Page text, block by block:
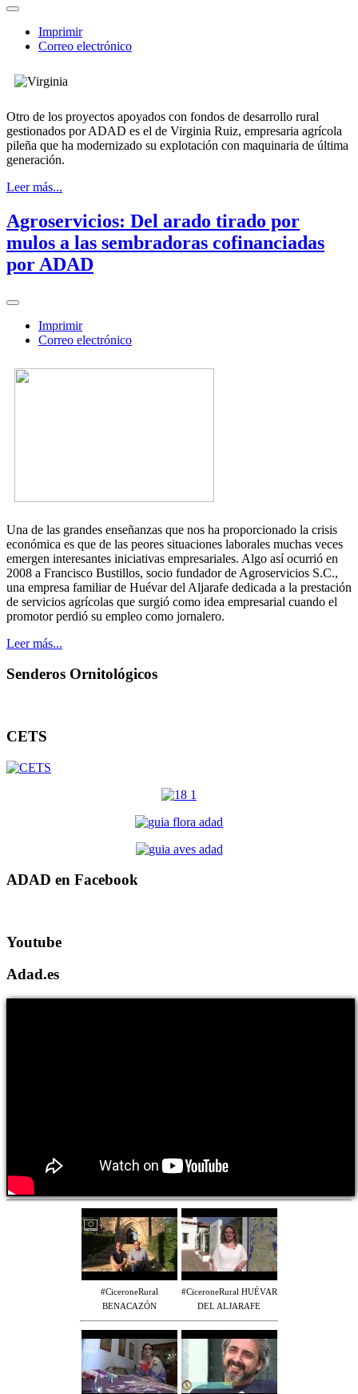
Imprimir
Correo electrónico
Otro de los proyectos apoyados con fondos de desarrollo rural
gestionados por ADAD es el de Virginia Ruiz, empresaria agrícola
pileña que ha modernizado su explotación con maquinaria de última
generación.
Leer más...
Agroservicios: Del arado tirado por
mulos a las sembradoras cofinanciadas
por ADAD
Imprimir
Correo electrónico
Una de las grandes enseñanzas que nos ha proporcionado la crisis
económica es que de las peores situaciones laborales muchas veces
emergen interesantes iniciativas empresariales. Algo así ocurrió en
2008 a Francisco Bustillos, socio fundador de Agroservicios S.C.,
una empresa familiar de Huévar del Aljarafe dedicada a la prestación
de servicios agrícolas que surgió como idea empresarial cuando el
promotor perdió su empleo como jornalero.
Leer más...
Senderos Ornitológicos
CETS
ADAD en Facebook
Youtube
Adad.es
#CiceroneRural
BENACAZÓN
#CiceroneRural HUÉVAR
DEL ALJARAFE